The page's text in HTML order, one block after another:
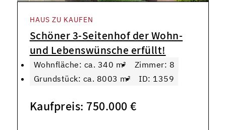
HAUS ZU KAUFEN
Schöner 3-Seitenhof der Wohn-
und Lebenswünsche erfüllt!
Wohnfläche: ca. 340 m²
Zimmer: 8
Grundstück: ca. 8003 m²
ID: 1359
Kaufpreis: 750.000 €